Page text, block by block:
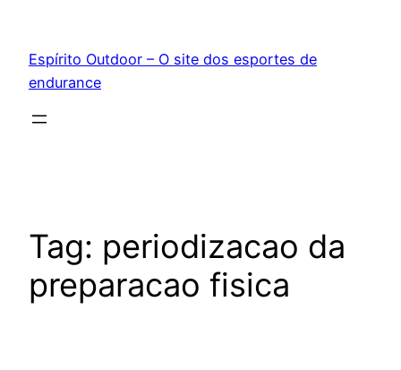
conteúdo
Espírito Outdoor – O site dos esportes de
endurance
Tag: periodizacao da
preparacao fisica